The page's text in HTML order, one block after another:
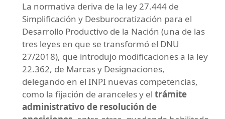
La normativa deriva de la ley 27.444 de
Simplificación y Desburocratización para el
Desarrollo Productivo de la Nación (una de las
tres leyes en que se transformó el DNU
27/2018), que introdujo modificaciones a la ley
22.362, de Marcas y Designaciones,
delegando en el INPI nuevas competencias,
como la fijación de aranceles y el trámite
administrativo de resolución de